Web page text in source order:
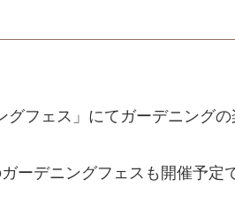
グフェス」にてガーデニング
ーデニングフェスも開催予定